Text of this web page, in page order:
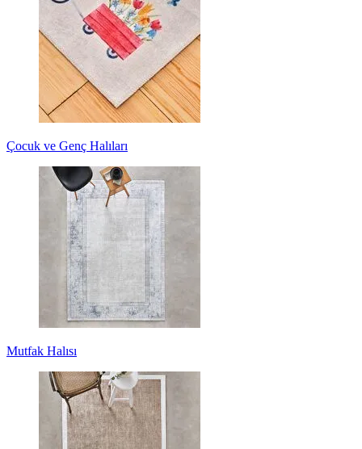
Çocuk ve Genç Halıları
Mutfak Halısı